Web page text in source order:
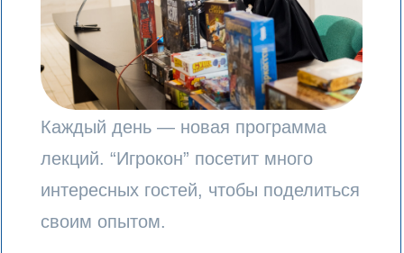
незабываемым встречам!
Расписание
лектория